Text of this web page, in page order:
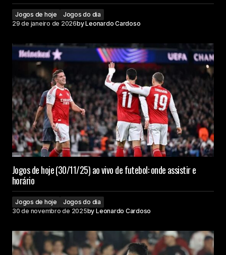
Jogos de hoje
Jogos do dia
29 de janeiro de 2026byLeonardo Cardoso
Jogos de hoje (30/11/25) ao vivo de futebol: onde assistir e
horário
Jogos de hoje
Jogos do dia
30 de novembro de 2025by Leonardo Cardoso